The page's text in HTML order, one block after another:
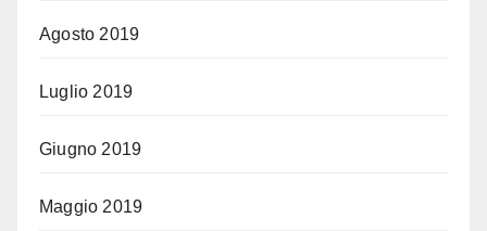
Agosto 2019
Luglio 2019
Giugno 2019
Maggio 2019